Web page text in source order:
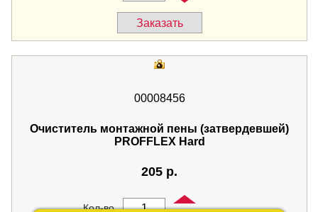
Заказать
00008456
Очиститель монтажной пены (затвердевшей)
PROFFLEX Hard
205 р.